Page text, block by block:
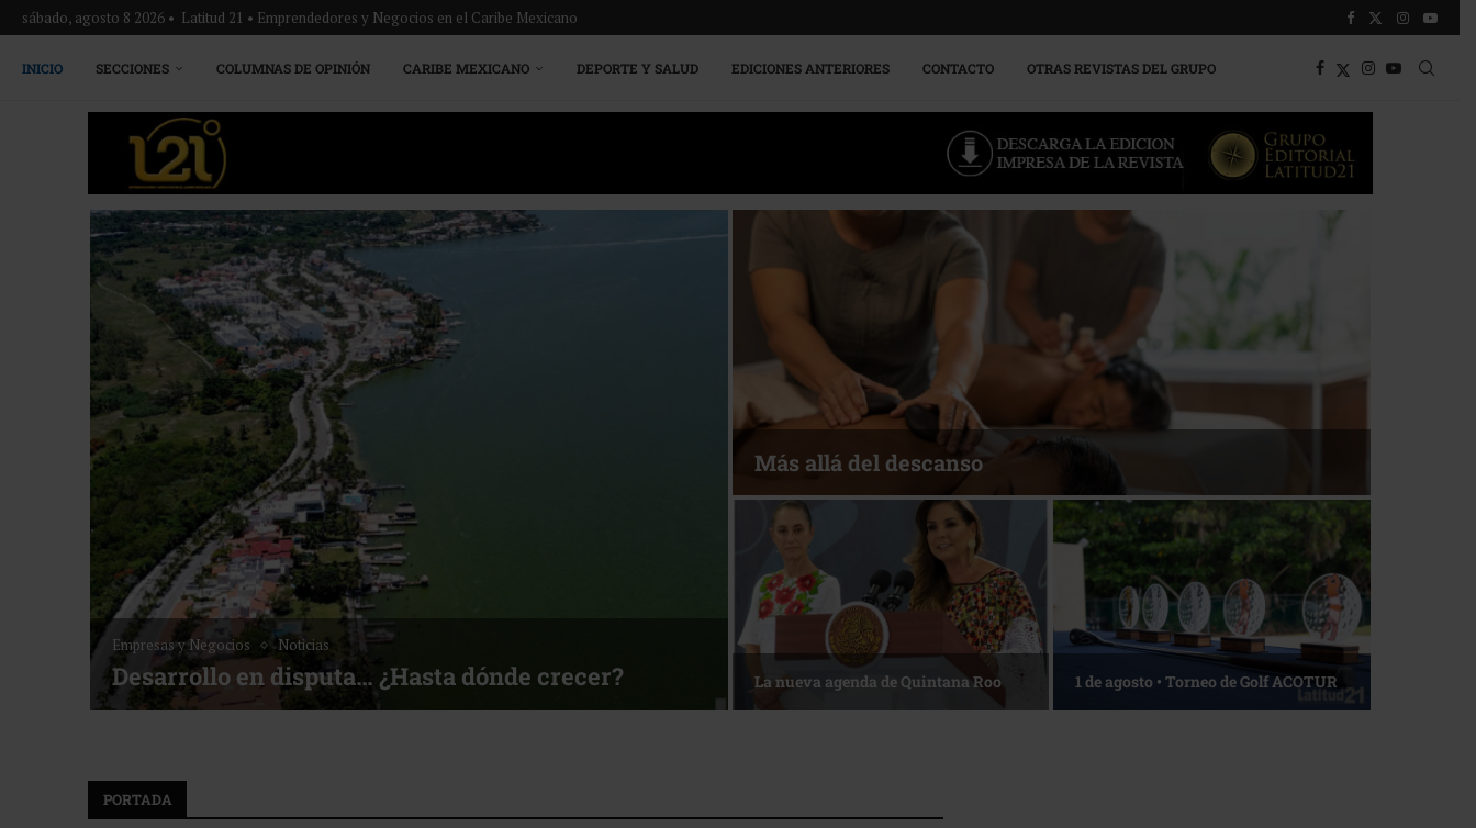
sábado, agosto 8 2026 • Latitud 21 • Emprendedores y Negocios en el Caribe Mexicano
INICIO SECCIONES COLUMNAS DE OPINIÓN CARIBE MEXICANO DEPORTE Y SALUD EDICIONES ANTERIORES CONTACTO OTRAS REVISTAS DEL GRUPO
Empresas y Negocios Noticias
Desarrollo en disputa… ¿Hasta dónde crecer?
Más allá del descanso
La nueva agenda de Quintana Roo 1 de agosto • Torneo de Golf ACOTUR
PORTADA